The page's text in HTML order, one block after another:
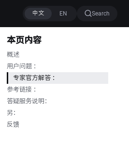
Search
本页内容
概述
用户问题 ：
专家官方解答 ：
参考链接 ：
答疑服务说明：
另：
反馈